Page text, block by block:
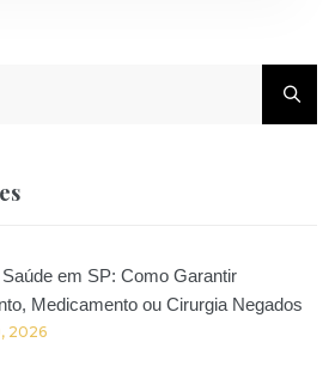
em SP: Como Garantir
Medicamento ou Cirurgia Negados
2026